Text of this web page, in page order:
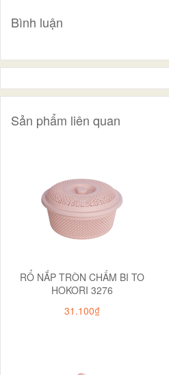
Bình luận
Sản phẩm liên quan
RỔ NẮP TRÒN CHẤM BI TO
HOKORI 3276
31.100₫